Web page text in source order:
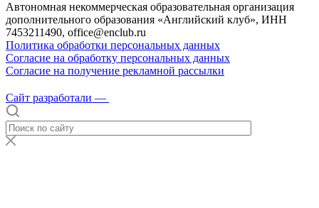
Автономная некоммерческая образовательная организация
дополнительного образования «Английский клуб», ИНН
7453211490, office@enclub.ru
Политика обработки персональных данных
Согласие на обработку персональных данных
Согласие на получение рекламной рассылки
Сайт разработали —